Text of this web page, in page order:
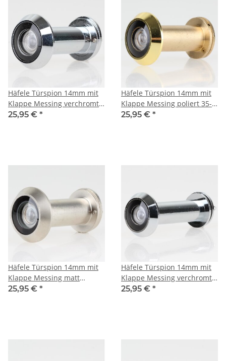
Häfele Türspion 14mm mit
Klappe Messing verchromt
35-55mm Türdicke
25,95 € *
Häfele Türspion 14mm mit
Klappe Messing poliert 35-
55mm Türdicke
25,95 € *
Häfele Türspion 14mm mit
Klappe Messing matt
vernickelt 35-55mm
25,95 € *
Häfele Türspion 14mm mit
Klappe Messing verchromt
50-80mm Türdicke
25,95 € *